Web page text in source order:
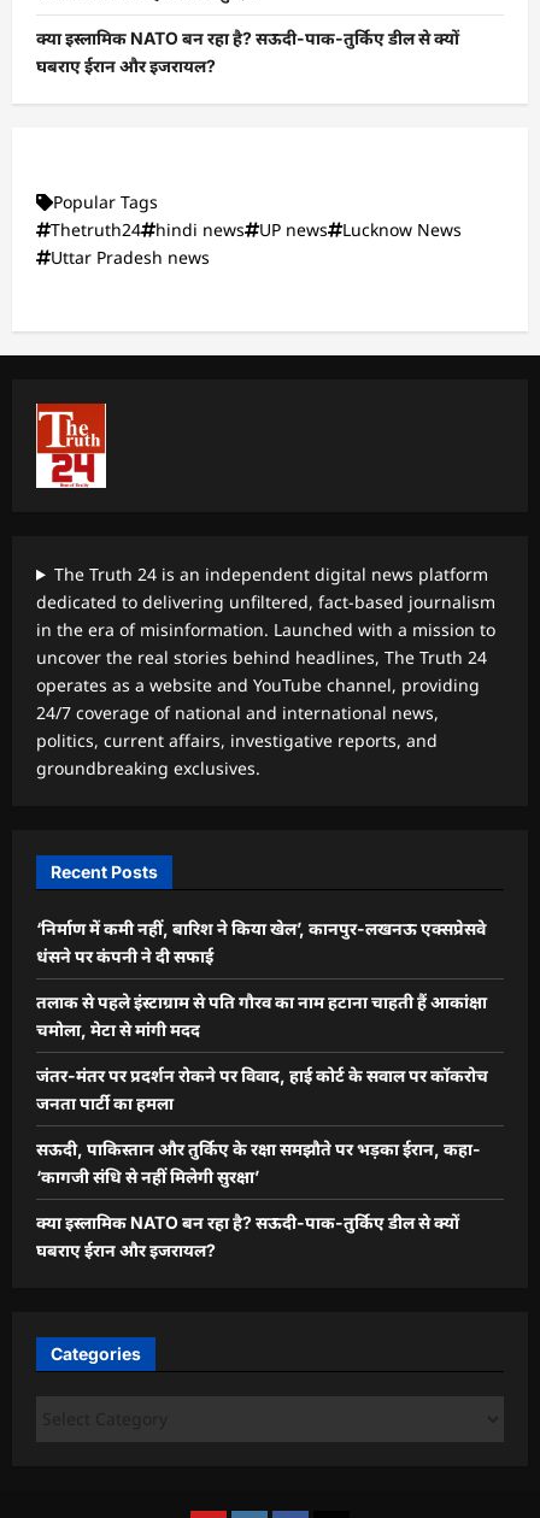
क्या इस्लामिक NATO बन रहा है? सऊदी-पाक-तुर्किए डील से क्यों
घबराए ईरान और इजरायल?
Popular Tags
Thetruth24
hindi news UP news
Lucknow News
Uttar Pradesh news
The Truth 24 is an independent digital news platform
dedicated to delivering unfiltered, fact-based journalism
in the era of misinformation. Launched with a mission to
uncover the real stories behind headlines, The Truth 24
operates as a website and YouTube channel, providing
24/7 coverage of national and international news,
politics, current affairs, investigative reports, and
groundbreaking exclusives.
Recent Posts
‘निर्माण में कमी नहीं, बारिश ने किया खेल’, कानपुर-लखनऊ एक्सप्रेसवे
धंसने पर कंपनी ने दी सफाई
तलाक से पहले इंस्टाग्राम से पति गौरव का नाम हटाना चाहती हैं आकांक्षा
चमोला, मेटा से मांगी मदद
जंतर-मंतर पर प्रदर्शन रोकने पर विवाद, हाई कोर्ट के सवाल पर कॉकरोच
जनता पार्टी का हमला
सऊदी, पाकिस्तान और तुर्किए के रक्षा समझौते पर भड़का ईरान, कहा-
‘कागजी संधि से नहीं मिलेगी सुरक्षा’
क्या इस्लामिक NATO बन रहा है? सऊदी-पाक-तुर्किए डील से क्यों
घबराए ईरान और इजरायल?
Categories